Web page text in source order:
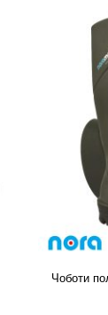
Чоботи